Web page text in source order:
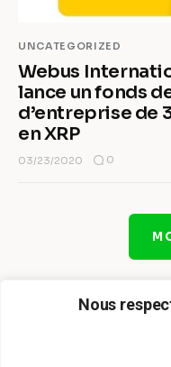
Nous
UNCATEGORIZED
Webus
lance un fonds
d’entreprise de
en XRP
03/23/2020 0